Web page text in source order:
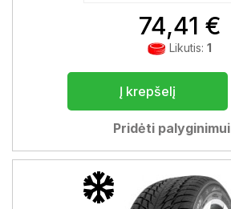
74,41 €
Likutis: 1
Į krepšelį
Pridėti palyginimui